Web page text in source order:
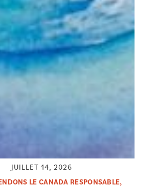
JUILLET 14, 2026
LE CANADA RESPONSABLE,